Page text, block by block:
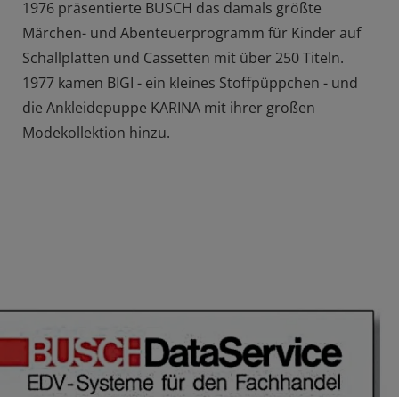
1976 präsentierte BUSCH das damals größte
Märchen- und Abenteuerprogramm für Kinder auf
Schallplatten und Cassetten mit über 250 Titeln.
1977 kamen BIGI - ein kleines Stoffpüppchen - und
die Ankleidepuppe KARINA mit ihrer großen
Modekollektion hinzu.